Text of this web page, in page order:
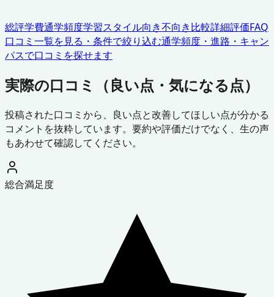
総評学費通学頻度学習スタイル向き不向き比較詳細評価FAQ
口コミ一覧を見る・条件で絞り込む通学頻度・進路・キャン
パスで口コミを探せます
実際の口コミ（良い点・気になる点）
投稿された口コミから、良い点と改善してほしい点が分かる
コメントを抜粋しています。要約や評価だけでなく、生の声
もあわせて確認してください。
総合満足度